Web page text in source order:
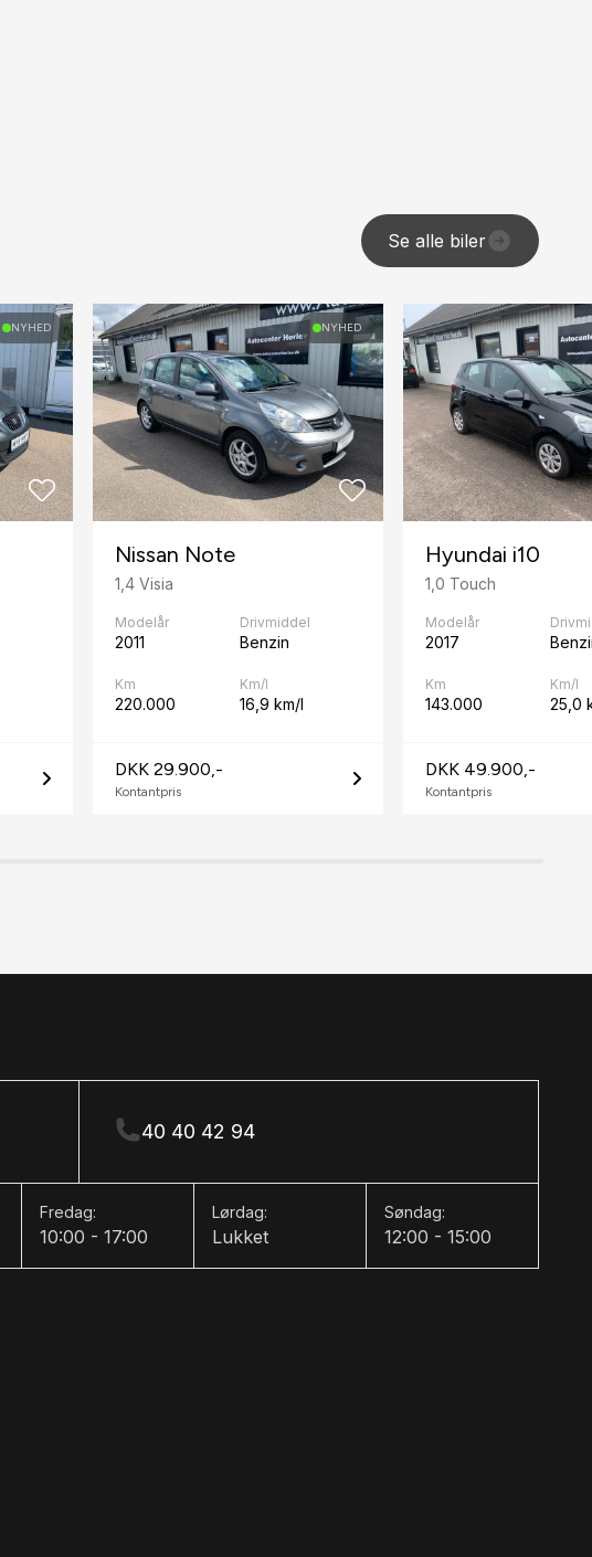
Se alle biler
NYHED NYHED
Nissan Note
1,4 Visia
Modelår
2011
Drivmiddel
Benzin
Km
220.000
Km/l
16,9 km/l
DKK 29.900,-
Kontantpris
Hyundai i10
1,0 Touch
Modelår
2017
Km
143.000
Km/l
25,0
DKK 49.900,-
Kontantpris
40 40 42 94
Fredag:
10:00 - 17:00
Lørdag:
Lukket
Søndag:
12:00 - 15:00